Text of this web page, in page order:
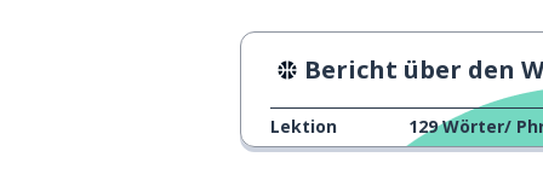
Bericht über den Wrexham
Lektion 129 Wörter/